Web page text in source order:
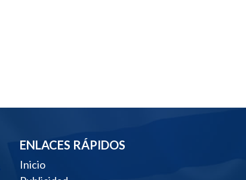
ENLACES RÁPIDOS
Inicio